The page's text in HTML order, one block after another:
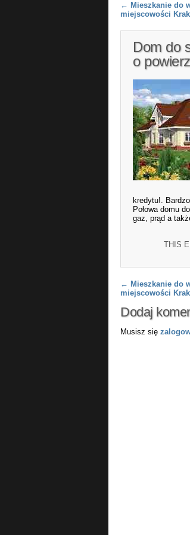
Post
← Mieszkanie do
miejscowości
Dom do
o
kredytu!.
Połowa domu
gaz, prąd a
THIS
Post
← Mieszkanie do
miejscowości
Dodaj
Musisz się